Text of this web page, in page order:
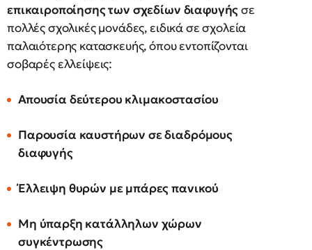
επικαιροποίησης των σχεδίων διαφυγήςσε
πολλές σχολικές μονάδες, ειδικά σε σχολεία
παλαιότερης κατασκευής, όπου εντοπίζονται
σοβαρές ελλείψεις:
Απουσία δεύτερου κλιμακοστασίου
Παρουσία καυστήρων σε διαδρόμους
διαφυγής
Έλλειψη θυρών με μπάρες πανικού
Μη ύπαρξη κατάλληλων χώρων
συγκέντρωσης